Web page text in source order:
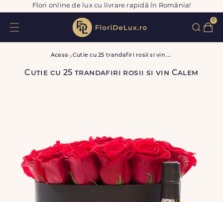
Flori online de lux cu livrare rapidă în România!
0
Acasa C
utie cu 25 trandafiri rosii si vin Calem
Cutie cu 25 trandafiri rosii si vin Calem